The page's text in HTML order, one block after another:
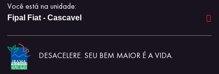
Você está na unidade:
Fipal Fiat - Cascavel
DESACELERE. SEU BEM MAIOR É A VIDA.